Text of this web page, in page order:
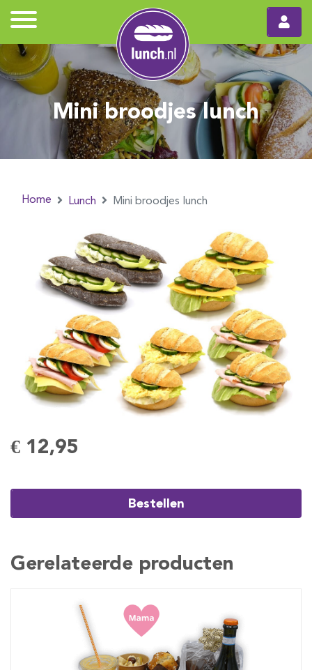
Mini broodjes lunch
Home Lunch Mini broodjes lunch
€ 12,95
Bestellen
Gerelateerde producten